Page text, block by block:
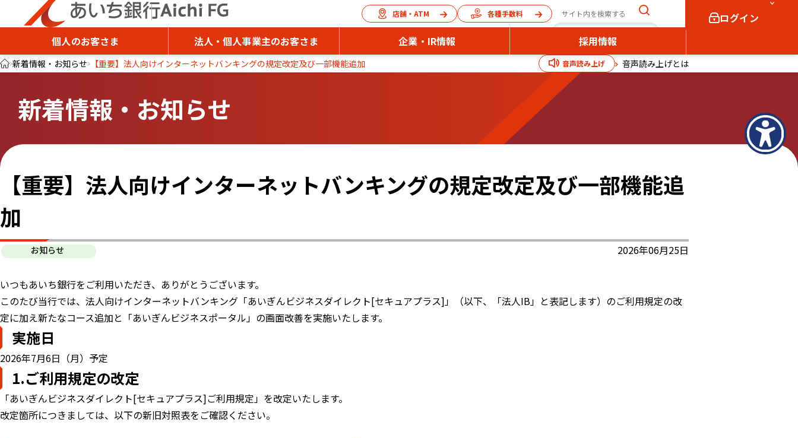
店舗・ATM 各種手数料 ログイン
個人向け
個人のお客さま 法人・個人事業主のお客さま 企業・IR情報 採用情報
新着情報・お知らせ 【重要】法人向けインターネットバンキングの規定改定及び一部機能追加 音声読み上げ 音声読み上げとは
新着情報・お知らせ
【重要】法人向けインターネットバンキングの規定改定及び一部機能追
加
お知らせ 2026年06月25日
いつもあいち銀行をご利用いただき、ありがとうございます。
このたび当行では、法人向けインターネットバンキング「あいぎんビジネスダイレクト[セキュアプラス]」（以下、「法人IB」と表記します）のご利用規定の改
定に加え新たなコース追加と「あいぎんビジネスポータル」の画面改善を実施いたします。
実施日
2026年7月6日（月）予定
1.ご利用規定の改定
「あいぎんビジネスダイレクト[セキュアプラス]ご利用規定」を改定いたします。
改定箇所につきましては、以下の新旧対照表をご確認ください。